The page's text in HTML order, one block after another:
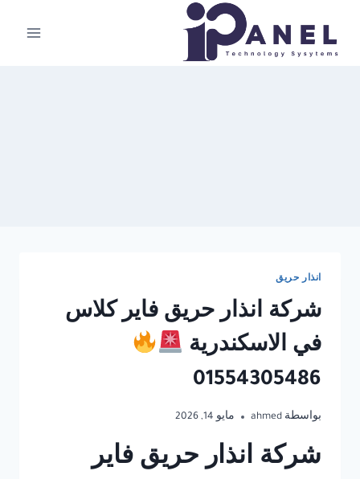
المحتوى
انذار حريق
شركة انذار حريق فاير كلاس
في الاسكندرية
01554305486
بواسطة ahmed مايو 14, 2026
شركة انذار حريق فاير